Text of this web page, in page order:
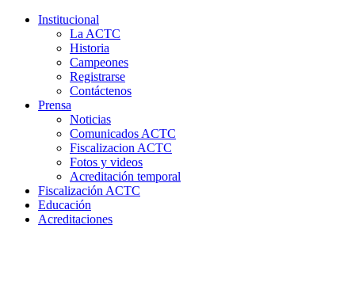
Institucional
La ACTC
Historia
Campeones
Registrarse
Contáctenos
Prensa
Noticias
Comunicados ACTC
Fiscalizacion ACTC
Fotos y videos
Acreditación temporal
Fiscalización ACTC
Educación
Acreditaciones